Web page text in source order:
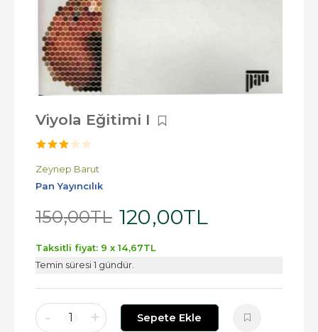
Viyola Eğitimi I
Zeynep Barut
Pan Yayıncılık
150,00TL 120,00TL
Taksitli fiyat: 9 x 14,67TL
Temin süresi 1 gündür.
- 1 + Sepete Ekle